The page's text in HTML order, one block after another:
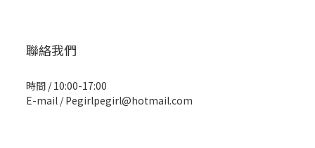
聯絡我們
時間 / 10:00-17:00
E-mail / Pegirlpegirl@hotmail.com